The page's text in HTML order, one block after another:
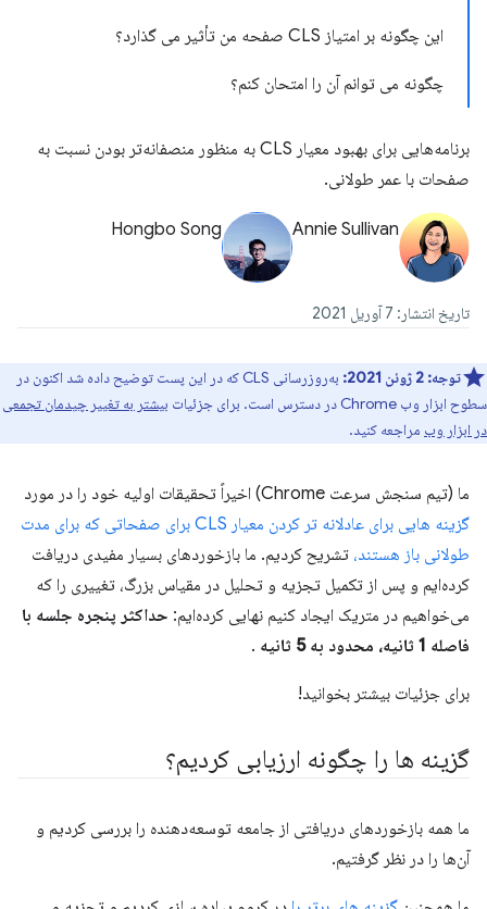
این چگونه بر امتیاز CLS صفحه من تأثیر می گذارد؟
چگونه می توانم آن را امتحان کنم؟
برنامه‌هایی برای بهبود معیار CLS به منظور منصفانه‌تر بودن نسبت به
صفحات با عمر طولانی.
Annie Sullivan
Hongbo Song
تاریخ انتشار: 7 آوریل 2021
توجه: 2 ژوئن 2021:
به‌روزرسانی CLS که در این پست توضیح داده شد اکنون در
سطوح ابزار وب Chrome در دسترس است. برای جزئیات
بیشتر به تغییر چیدمان تجمعی
در ابزار وب مراجعه کنید.
ما (تیم سنجش سرعت Chrome) اخیراً تحقیقات اولیه خود را در مورد
گزینه هایی برای عادلانه تر کردن معیار CLS برای صفحاتی که برای مدت
طولانی باز هستند، تشریح کردیم. ما بازخوردهای بسیار مفیدی دریافت
کرده‌ایم و پس از تکمیل تجزیه و تحلیل در مقیاس بزرگ، تغییری را که
می‌خواهیم در متریک ایجاد کنیم نهایی کرده‌ایم: حداکثر پنجره جلسه با
فاصله 1 ثانیه، محدود به 5 ثانیه
.
برای جزئیات بیشتر بخوانید!
گزینه ها را چگونه ارزیابی کردیم؟
ما همه بازخوردهای دریافتی از جامعه توسعه‌دهنده را بررسی کردیم و
آن‌ها را در نظر گرفتیم.